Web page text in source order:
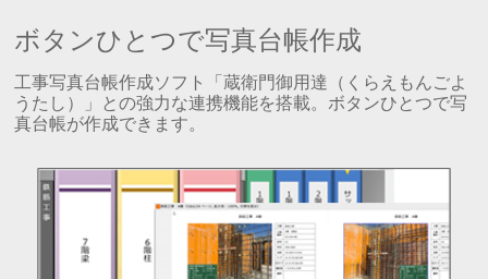
ボタンひとつで写真台帳作成
工事写真台帳作成ソフト「蔵衛門御用達（くらえもんごよ
うたし）」との強力な連携機能を搭載。ボタンひとつで写
真台帳が作成できます。